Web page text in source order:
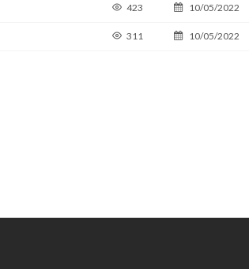
423 10/05/2022
311 10/05/2022